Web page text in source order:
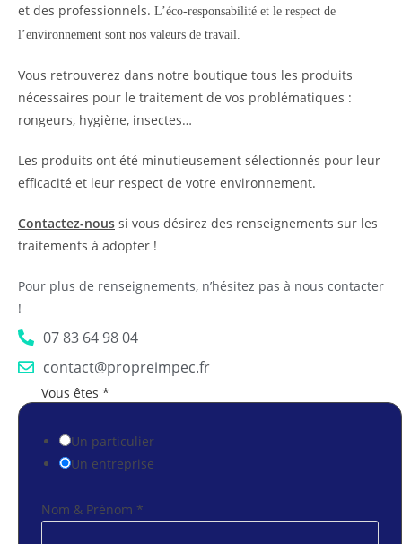
et des professionnels. L’éco-responsabilité et le respect de
l’environnement sont nos valeurs de travail.
Vous retrouverez dans notre boutique tous les produits
nécessaires pour le traitement de vos problématiques :
rongeurs, hygiène, insectes…
Les produits ont été minutieusement sélectionnés pour leur
efficacité et leur respect de votre environnement.
Contactez-nous si vous désirez des renseignements sur les
traitements à adopter !
Pour plus de renseignements, n’hésitez pas à nous contacter
!
07 83 64 98 04​
contact@propreimpec.fr
Vous êtes *
Un particulier
Un entreprise
&
Nom & Prénom *